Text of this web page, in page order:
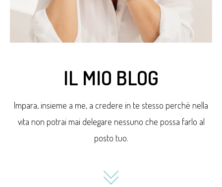
IL MIO BLOG
Impara, insieme a me, a credere in te stesso perché nella
vita non potrai mai delegare nessuno che possa farlo al
posto tuo.